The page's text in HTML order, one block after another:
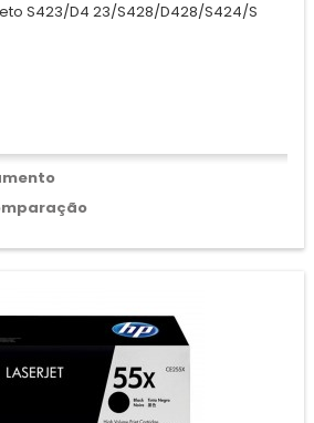
S423/D4 23/S428/D428/S424/S